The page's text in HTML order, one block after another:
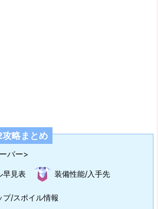
攻略まとめ
バー>
早見表 装備性能/入手先
プ/スポイル情報